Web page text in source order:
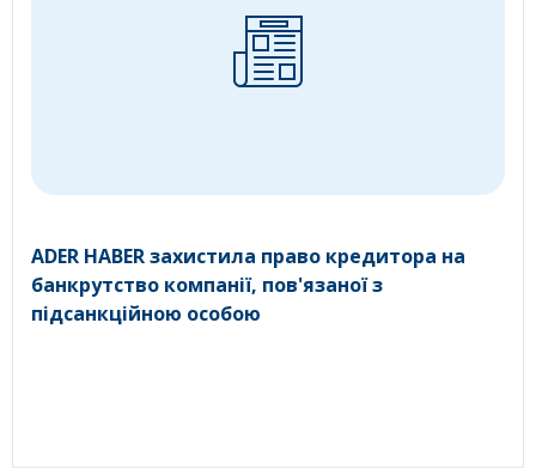
ADER HABER захистила право кредитора на
банкрутство компанії, пов'язаної з
підсанкційною особою